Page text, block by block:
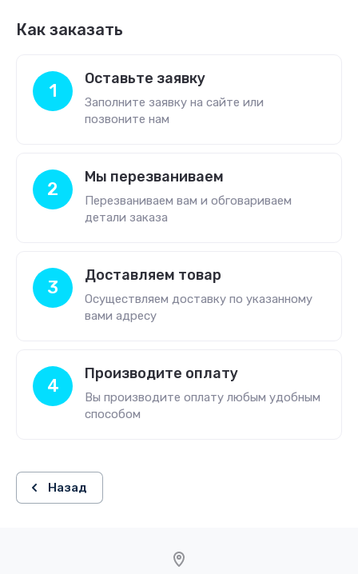
Как заказать
1
Оставьте заявку
Заполните заявку на сайте или
позвоните нам
2
Мы перезваниваем
Перезваниваем вам и обговариваем
детали заказа
3
Доставляем товар
Осуществляем доставку по указанному
вами адресу
4
Производите оплату
Вы производите оплату любым удобным
способом
Назад